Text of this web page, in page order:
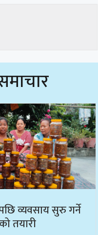
व्यवसाय सुरु गर्ने
तयारी